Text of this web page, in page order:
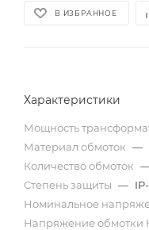
В ИЗБРАННОЕ
Характеристики
Мощность
Материал обмоток —
Количество обмоток
Степень защиты —
Номинальное
Напряжение обмотки